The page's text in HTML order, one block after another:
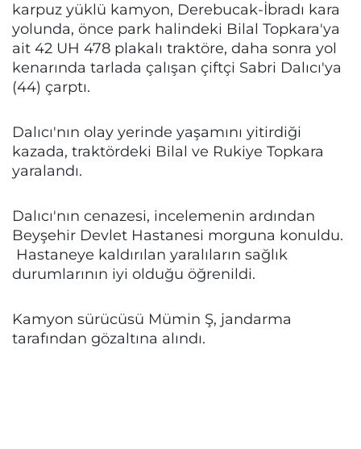
karpuz yüklü kamyon, Derebucak-İbradı kara
yolunda, önce park halindeki Bilal Topkara'ya
ait 42 UH 478 plakalı traktöre, daha sonra yol
kenarında tarlada çalışan çiftçi Sabri Dalıcı'ya
(44) çarptı.
Dalıcı'nın olay yerinde yaşamını yitirdiği
kazada, traktördeki Bilal ve Rukiye Topkara
yaralandı.
Dalıcı'nın cenazesi, incelemenin ardından
Beyşehir Devlet Hastanesi morguna konuldu.
Hastaneye kaldırılan yaralıların sağlık
durumlarının iyi olduğu öğrenildi.
Kamyon sürücüsü Mümin Ş, jandarma
tarafından gözaltına alındı.